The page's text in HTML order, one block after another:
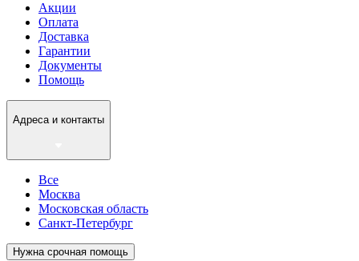
Акции
Оплата
Доставка
Гарантии
Документы
Помощь
Адреса и контакты
Все
Москва
Московская область
Санкт-Петербург
Нужна срочная помощь